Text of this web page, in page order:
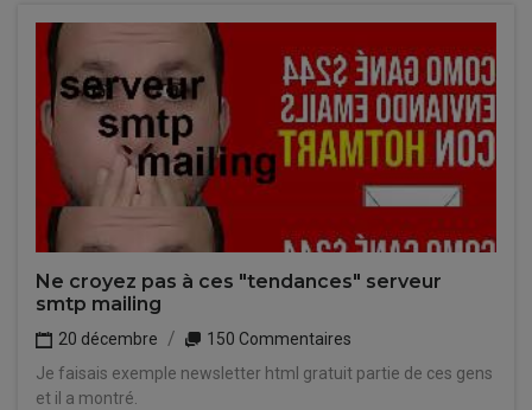
Ne croyez pas à ces "tendances" serveur
smtp mailing
20 décembre
150 Commentaires
Je faisais exemple newsletter html gratuit partie de ces gens
et il a montré.